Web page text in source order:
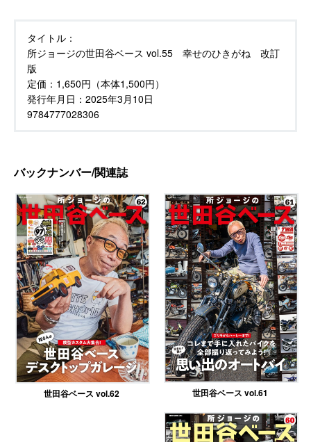
タイトル：
所ジョージの世田谷ベース vol.55 幸せのひきがね 改訂
版
定価： 1,650円（本体1,500円）
発行年月日： 2025年3月10日
9784777028306
バックナンバー/関連誌
世田谷ベース vol.62 世田谷ベース vol.61